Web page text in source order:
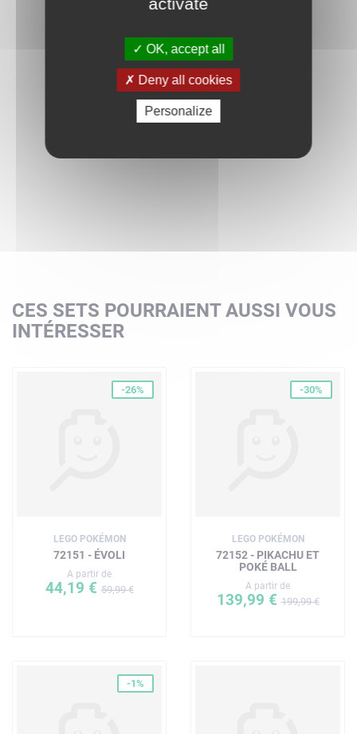
CES SETS POURRAIENT AUSSI VOUS
INTÉRESSER
-26%
LEGO POKÉMON
72151 - ÉVOLI
A partir de
44,19 €59,99 €
-30%
LEGO POKÉMON
72152 - PIKACHU ET
POKÉ BALL
A partir de
139,99 €199,99 €
-1%
OK, accept all
Deny all cookies
Personalize